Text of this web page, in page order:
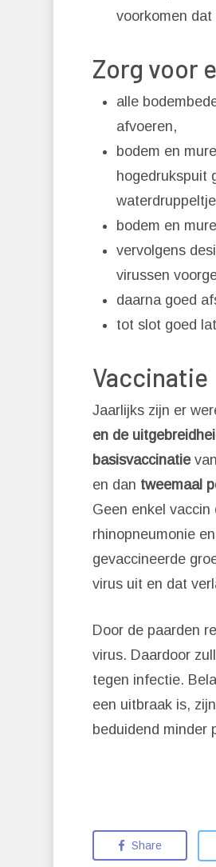
voorkomen
Zorg voor
alle
afvoeren,
bodem en
hogedrukspuit
bodem en
vervolgens
virussen
daarna goed
tot slot goed
Vaccinatie
Jaarlijks zijn er
en de
basisvaccinatie
en dan tweemaal
Geen enkel
rhinopneumonie
gevaccineerde
virus uit en dat
Door de paarden
virus. Daardoor
tegen infectie.
een uitbraak is,
beduidend minder
Share